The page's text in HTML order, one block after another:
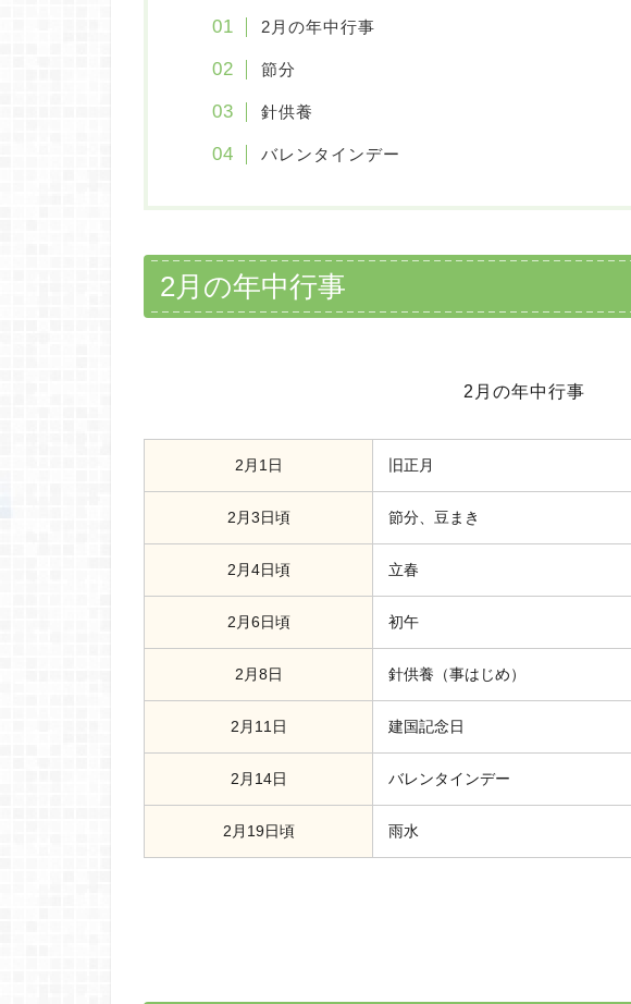
2月の年中行事
節分
針供養
バレンタインデー
2月の年中行事
2月の年中行事
2月1日 旧正月
2月3日頃 節分、豆まき
2月4日頃 立春
2月6日頃 初午
2月8日 針供養（事はじめ）
2月11日 建国記念日
2月14日 バレンタインデー
2月19日頃 雨水